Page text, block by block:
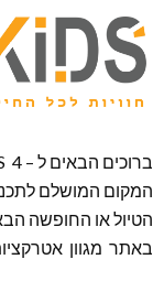
ברוכים הבאים ל – KIDS 4
המקום המושלם
הטיול או החופשה
באתר מגוון